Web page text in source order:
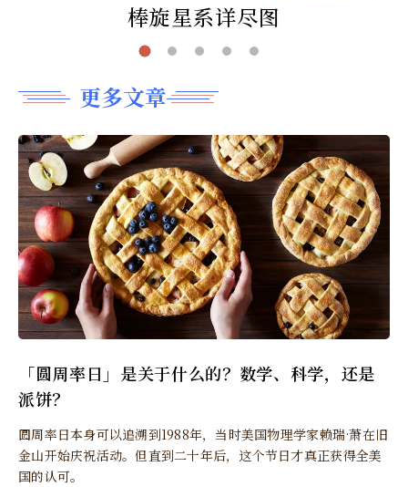
棒旋星系详尽图
更多文章
「圆周率日」是关于什么的？数学、科学，还是
派饼？
圆周率日本身可以追溯到1988年，当时美国物理学家赖瑞·萧在旧
金山开始庆祝活动。但直到二十年后，这个节日才真正获得全美
国的认可。